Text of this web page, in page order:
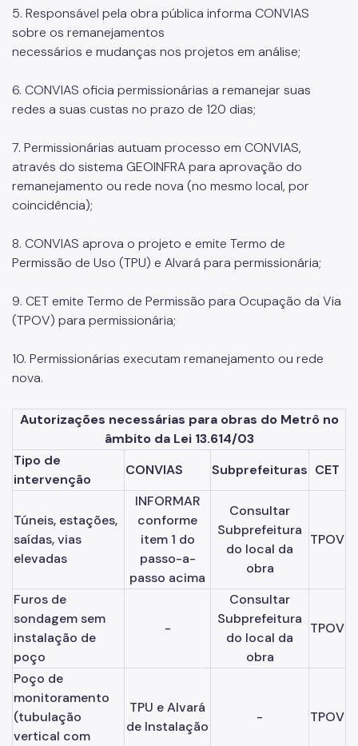
5. Responsável pela obra pública informa CONVIAS
sobre os remanejamentos
necessários e mudanças nos projetos em análise;
6. CONVIAS oficia permissionárias a remanejar suas
redes a suas custas no prazo de 120 dias;
7. Permissionárias autuam processo em CONVIAS,
através do sistema GEOINFRA para aprovação do
remanejamento ou rede nova (no mesmo local, por
coincidência);
8. CONVIAS aprova o projeto e emite Termo de
Permissão de Uso (TPU) e Alvará para permissionária;
9. CET emite Termo de Permissão para Ocupação da Via
(TPOV) para permissionária;
10. Permissionárias executam remanejamento ou rede
nova.
Autorizações necessárias para obras do Metrô no
âmbito da Lei 13.614/03
Tipo de
intervenção
CONVIAS Subprefeituras CET
Túneis, estações,
saídas, vias
elevadas
INFORMAR
conforme
item 1 do
passo-a-
passo acima
Consultar
Subprefeitura
do local da
obra
TPOV
Furos de
sondagem sem
instalação de
poço
-
Consultar
Subprefeitura
do local da
obra
TPOV
Poço de
monitoramento
(tubulação
vertical com
TPU e Alvará
de Instalação
- TPOV